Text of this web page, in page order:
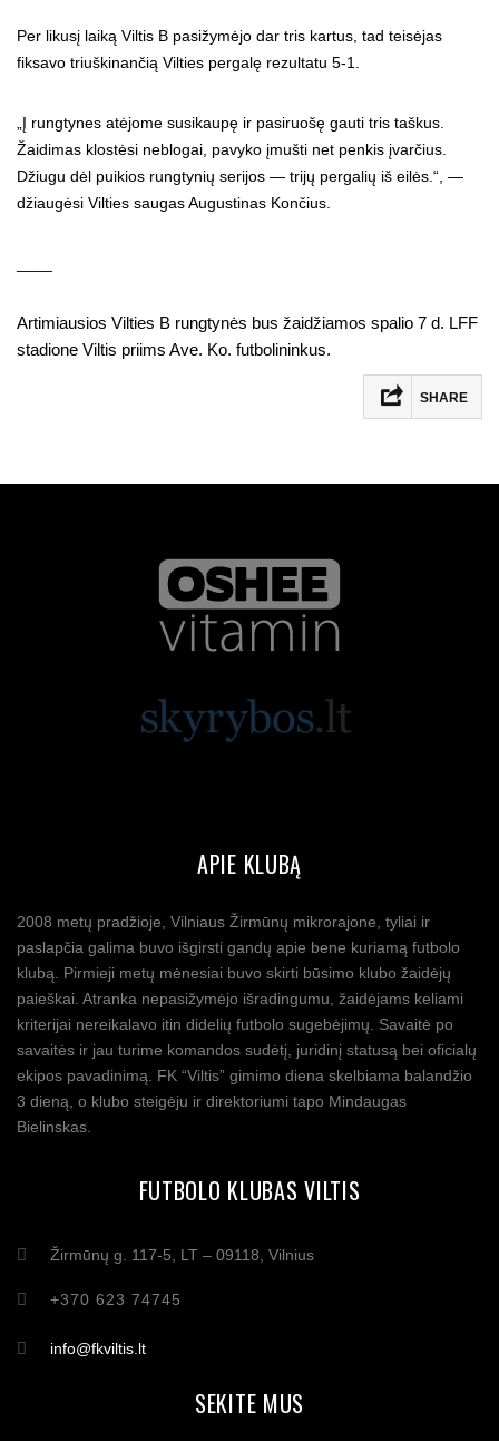
Per likusį laiką Viltis B pasižymėjo dar tris kartus, tad teisėjas
fiksavo triuškinančią Vilties pergalę rezultatu 5-1.
„Į rungtynes atėjome susikaupę ir pasiruošę gauti tris taškus.
Žaidimas klostėsi neblogai, pavyko įmušti net penkis įvarčius.
Džiugu dėl puikios rungtynių serijos — trijų pergalių iš eilės.“, —
džiaugėsi Vilties saugas Augustinas Končius.
Artimiausios Vilties B rungtynės bus žaidžiamos spalio 7 d. LFF
stadione Viltis priims Ave. Ko. futbolininkus.
SHARE
APIE KLUBĄ
2008 metų pradžioje, Vilniaus Žirmūnų mikrorajone, tyliai ir
paslapčia galima buvo išgirsti gandų apie bene kuriamą futbolo
klubą. Pirmieji metų mėnesiai buvo skirti būsimo klubo žaidėjų
paieškai. Atranka nepasižymėjo išradingumu, žaidėjams keliami
kriterijai nereikalavo itin didelių futbolo sugebėjimų. Savaitė po
savaitės ir jau turime komandos sudėtį, juridinį statusą bei oficialų
ekipos pavadinimą. FK “Viltis” gimimo diena skelbiama balandžio
3 dieną, o klubo steigėju ir direktoriumi tapo Mindaugas
Bielinskas.
FUTBOLO KLUBAS VILTIS
Žirmūnų g. 117-5, LT – 09118, Vilnius
+370 623 74745
info@fkviltis.lt
SEKITE MUS